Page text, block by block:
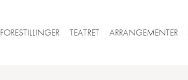
FORESTILLINGER TEATRET ARRANGEMENTER